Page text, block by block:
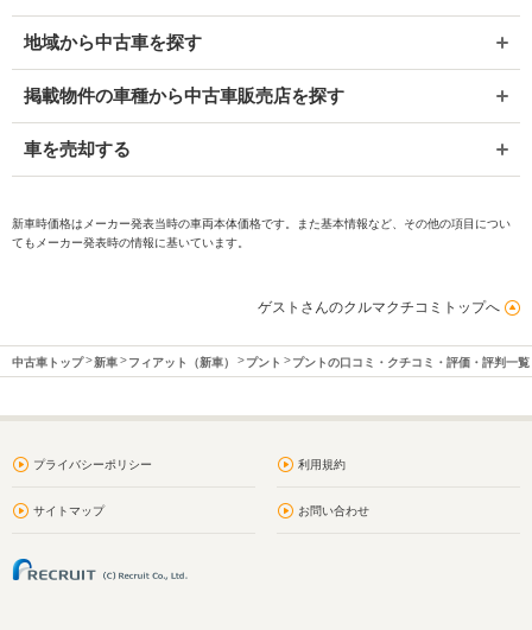
地域から中古車を探す
掲載物件の車種から中古車販売店を探す
車を売却する
新車時価格はメーカー発表当時の車両本体価格です。また基本情報など、その他の項目につい
てもメーカー発表時の情報に基いています。
ゲストさんのクルマクチコミトップへ
中古車トップ 新車 フィアット（新車） プント プントの口コミ・クチコミ・評価・評判一覧
プライバシーポリシー 利用規約
サイトマップ お問い合わせ